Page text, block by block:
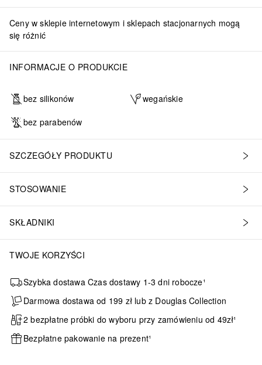
Ceny w sklepie internetowym i sklepach stacjonarnych mogą
się różnić
INFORMACJE O PRODUKCIE
bez silikonów
wegańskie
bez parabenów
SZCZEGÓŁY PRODUKTU
STOSOWANIE
SKŁADNIKI
TWOJE KORZYŚCI
Szybka dostawa Czas dostawy 1-3 dni robocze¹
Darmowa dostawa od 199 zł lub z Douglas Collection
2 bezpłatne próbki do wyboru przy zamówieniu od 49zł¹
Bezpłatne pakowanie na prezent¹